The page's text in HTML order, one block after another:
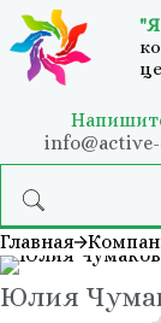
Главная
Юлия